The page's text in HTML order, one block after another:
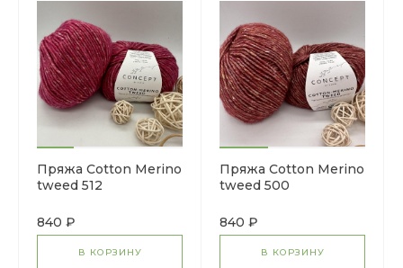
Пряжа Cotton Merino
tweed 512
840 ₽
В КОРЗИНУ
Пряжа Cotton Merino
tweed 500
840 ₽
В КОРЗИНУ